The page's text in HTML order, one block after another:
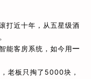
打近十年，从五星级酒
能客房系统，如今用一
老板只掏了5000块，